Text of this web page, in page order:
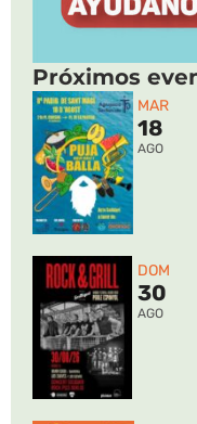
Próximos
MAR
18
AGO
DOM
30
AGO